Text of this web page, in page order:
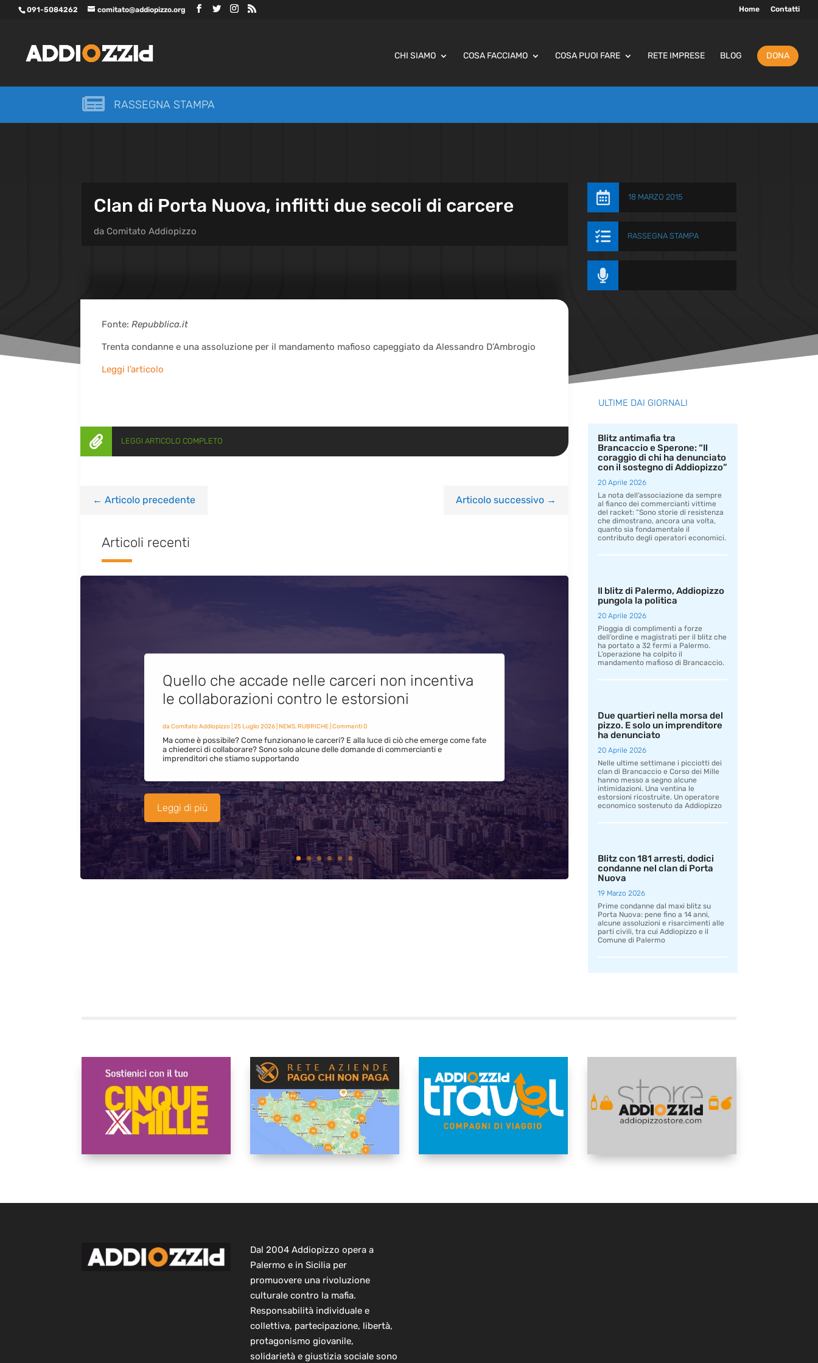
091-5084262 comitato@addiopizzo.org Home Contatti
CHI SIAMO COSA FACCIAMO COSA PUOI FARE RETE IMPRESE BLOG DONA
 RASSEGNA STAMPA
Clan di Porta Nuova, inflitti due secoli di carcere
da Comitato Addiopizzo
 18 MARZO 2015
 RASSEGNA STAMPA

Fonte: Repubblica.it
Trenta condanne e una assoluzione per il mandamento mafioso capeggiato da Alessandro D’Ambrogio
Leggi l’articolo
 LEGGI ARTICOLO COMPLETO
← Articolo precedente Articolo successivo→
Articoli recenti
Quello che accade nelle carceri non incentiva
le collaborazioni contro le estorsioni
da Comitato Addiopizzo| 25 Luglio 2026| NEWS,RUBRICHE| Commenti 0
Ma come è possibile? Come funzionano le carceri? E alla luce di ciò che emerge come fate
a chiederci di collaborare? Sono solo alcune delle domande di commercianti e
imprenditori che stiamo supportando
Leggi di più
ULTIME DAI GIORNALI
Blitz antimafia tra
Brancaccio e Sperone: “Il
coraggio di chi ha denunciato
con il sostegno di Addiopizzo”
20 Aprile 2026
La nota dell’associazione da sempre
al fianco dei commercianti vittime
del racket: “Sono storie di resistenza
che dimostrano, ancora una volta,
quanto sia fondamentale il
contributo degli operatori economici.
Il blitz di Palermo, Addiopizzo
pungola la politica
20 Aprile 2026
Pioggia di complimenti a forze
dell’ordine e magistrati per il blitz che
ha portato a 32 fermi a Palermo.
L’operazione ha colpito il
mandamento mafioso di Brancaccio.
Due quartieri nella morsa del
pizzo. E solo un imprenditore
ha denunciato
20 Aprile 2026
Nelle ultime settimane i picciotti dei
clan di Brancaccio e Corso dei Mille
hanno messo a segno alcune
intimidazioni. Una ventina le
estorsioni ricostruite. Un operatore
economico sostenuto da Addiopizzo
Blitz con 181 arresti, dodici
condanne nel clan di Porta
Nuova
19 Marzo 2026
Prime condanne dal maxi blitz su
Porta Nuova: pene fino a 14 anni,
alcune assoluzioni e risarcimenti alle
parti civili, tra cui Addiopizzo e il
Comune di Palermo
Dal 2004 Addiopizzo opera a
Palermo e in Sicilia per
promuovere una rivoluzione
culturale contro la mafia.
Responsabilità individuale e
collettiva, partecipazione, libertà,
protagonismo giovanile,
solidarietà e giustizia sociale sono